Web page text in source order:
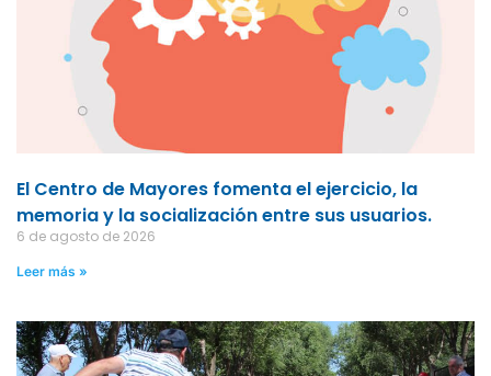
El Centro de Mayores fomenta el ejercicio, la
memoria y la socialización entre sus usuarios.
6 de agosto de 2026
Leer más »